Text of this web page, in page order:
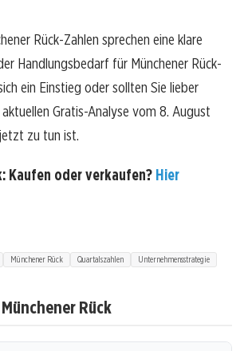
Rück-Zahlen sprechen eine klare
Handlungsbedarf für Münchener Rück-
ein Einstieg oder sollten Sie lieber
Gratis-Analyse vom 8. August
zu tun ist.
Kaufen oder verkaufen? Hier
Münchener Rück Quartalszahlen
Unternehmensstrategie
Rück